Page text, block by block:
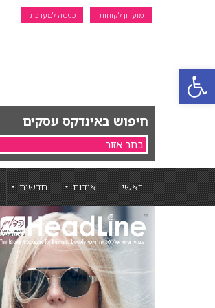
פתח סרגל נגישות
מועדון לקוחות כניסה למערכת
חיפוש באינדקס עסקים
ראשי אודות חדשות